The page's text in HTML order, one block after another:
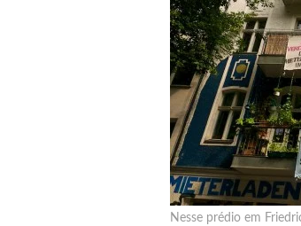
Nesse prédio em